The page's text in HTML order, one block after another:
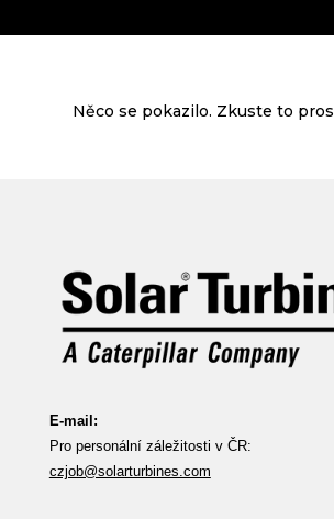
Něco se pokazilo. Zkuste to
E-mail:
Pro personální záležitosti v ČR:
czjob@solarturbines.com